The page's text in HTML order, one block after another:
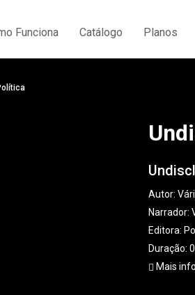
Funciona Catálogo Planos
Autor:
Narrador:
Editora:
Duração:
Mais